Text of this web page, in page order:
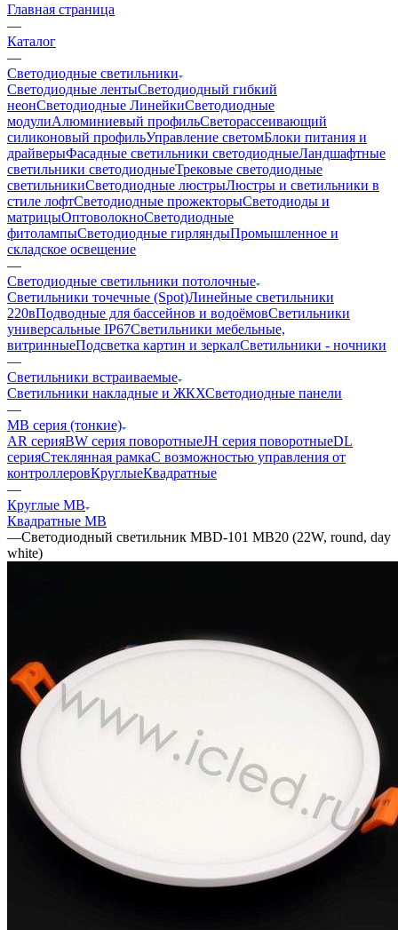
Главная страница
—
Каталог
—
Светодиодные светильники
Светодиодные лентыСветодиодный гибкий
неонСветодиодные ЛинейкиСветодиодные
модулиАлюминиевый профильСветорассеивающий
силиконовый профильУправление светомБлоки питания и
драйверыФасадные светильники светодиодныеЛандшафтные
светильники светодиодныеТрековые светодиодные
светильникиСветодиодные люстрыЛюстры и светильники в
стиле лофтСветодиодные прожекторыСветодиоды и
матрицыОптоволокноСветодиодные
фитолампыСветодиодные гирляндыПромышленное и
складское освещение
—
Светодиодные светильники потолочные
Светильники точечные (Spot)Линейные светильники
220вПодводные для бассейнов и водоёмовСветильники
универсальные IP67Светильники мебельные,
витринныеПодсветка картин и зеркалСветильники - ночники
—
Светильники встраиваемые
Светильники накладные и ЖКХСветодиодные панели
—
MB серия (тонкие)
AR серияBW серия поворотныеJH серия поворотныеDL
серияСтеклянная рамкаС возможностью управления от
контроллеровКруглыеКвадратные
—
Круглые MB
Квадратные MB
—Светодиодный светильник MBD-101 MB20 (22W, round, day
white)